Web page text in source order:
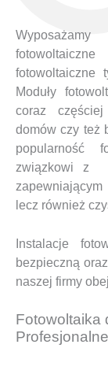
fotowoltaiczne
Moduły
coraz
domów czy też
popularność
związkowi z
lecz również
Instalacje
bezpieczną
naszej firmy
Fotowoltaika